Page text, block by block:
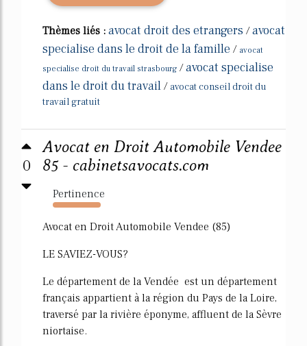
Thèmes liés : avocat droit des etrangers /avocat
specialise dans le droit de la famille / avocat
specialise droit du travail strasbourg /avocat specialise
dans le droit du travail / avocat conseil droit du
travail gratuit
0
Avocat en Droit Automobile Vendee
85 - cabinetsavocats.com
Pertinence
365%
Avocat en Droit Automobile Vendee (85)
LE SAVIEZ-VOUS?
Le département de la Vendée est un département
français appartient à la région du Pays de la Loire,
traversé par la rivière éponyme, affluent de la Sèvre
niortaise.